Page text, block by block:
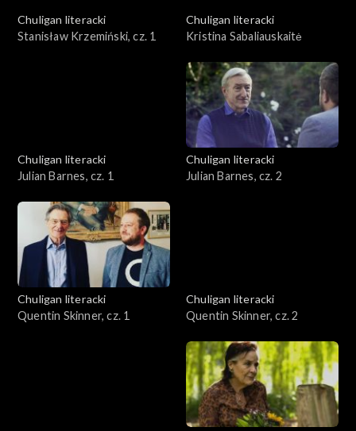
Chuligan literacki
Stanisław Krzemiński, cz. 1
Chuligan literacki
Kristina Sabaliauskaitė
Chuligan literacki
Julian Barnes, cz. 1
Chuligan literacki
Julian Barnes, cz. 2
Chuligan literacki
Quentin Skinner, cz. 1
Chuligan literacki
Quentin Skinner, cz. 2